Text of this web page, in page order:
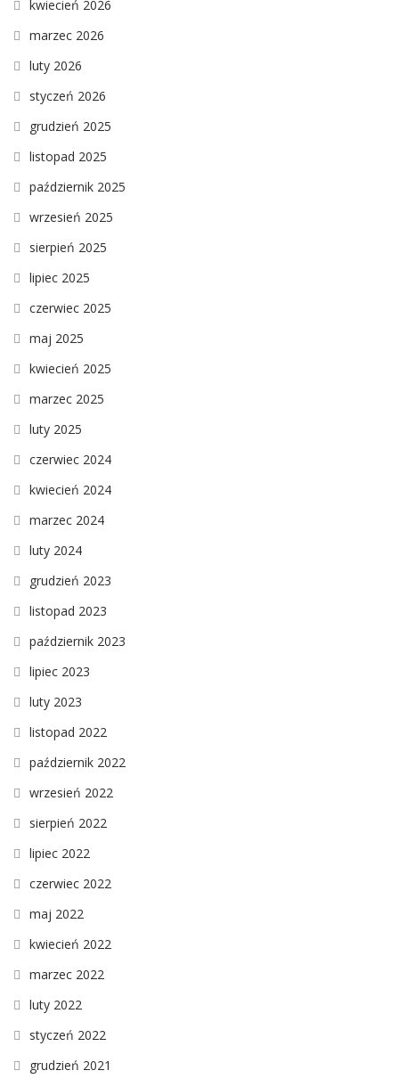
kwiecień 2026
marzec 2026
luty 2026
styczeń 2026
grudzień 2025
listopad 2025
październik 2025
wrzesień 2025
sierpień 2025
lipiec 2025
czerwiec 2025
maj 2025
kwiecień 2025
marzec 2025
luty 2025
czerwiec 2024
kwiecień 2024
marzec 2024
luty 2024
grudzień 2023
listopad 2023
październik 2023
lipiec 2023
luty 2023
listopad 2022
październik 2022
wrzesień 2022
sierpień 2022
lipiec 2022
czerwiec 2022
maj 2022
kwiecień 2022
marzec 2022
luty 2022
styczeń 2022
grudzień 2021